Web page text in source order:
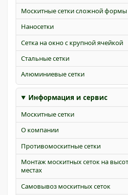
Москитные сетки сложной формы
Наносетки
Сетка на окно с крупной ячейкой
Стальные сетки
Алюминиевые сетки
Информация и сервис
Москитные сетки
О компании
Противомоскитные сетки
Монтаж москитных сеток на
местах
Самовывоз москитных сеток